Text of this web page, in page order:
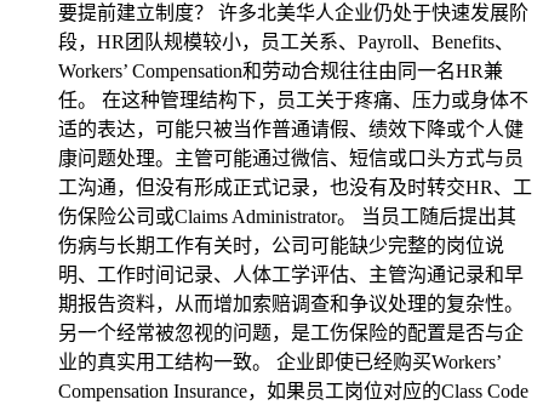
要提前建立制度？ 许多北美华人企业仍处于快速发展阶
段，HR团队规模较小，员工关系、Payroll、Benefits、
Workers’ Compensation和劳动合规往往由同一名HR兼
任。 在这种管理结构下，员工关于疼痛、压力或身体不
适的表达，可能只被当作普通请假、绩效下降或个人健
康问题处理。主管可能通过微信、短信或口头方式与员
工沟通，但没有形成正式记录，也没有及时转交HR、工
伤保险公司或Claims Administrator。 当员工随后提出其
伤病与长期工作有关时，公司可能缺少完整的岗位说
明、工作时间记录、人体工学评估、主管沟通记录和早
期报告资料，从而增加索赔调查和争议处理的复杂性。
另一个经常被忽视的问题，是工伤保险的配置是否与企
业的真实用工结构一致。 企业即使已经购买Workers’
Compensation Insurance，如果员工岗位对应的Class Code